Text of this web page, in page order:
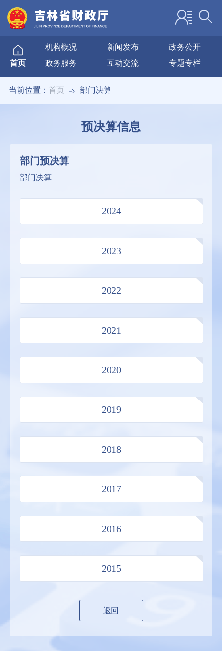
首页
机构概况 新闻发布
政务公开
政务服务
互动交流 专题专栏
当前位置：首页 部门决算
预决算信息
部门预决算
部门决算
2024
2023
2022
2021
2020
2019
2018
2017
2016
2015
返回